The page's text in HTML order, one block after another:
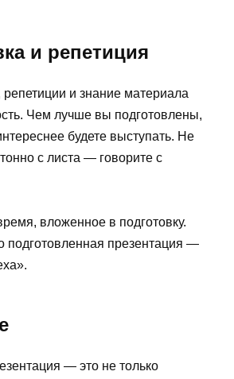
и репетиция
и знание материала
Чем лучше вы подготовлены,
будете выступать. Не
с листа — говорите с
вложенное в подготовку.
подготовленная презентация —
— это не только